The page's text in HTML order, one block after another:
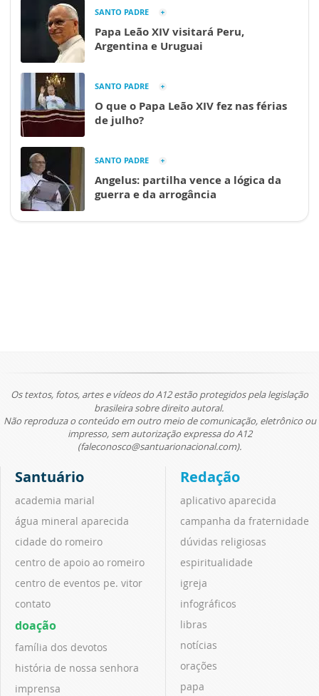
SANTO PADRE
Papa Leão XIV visitará Peru,
Argentina e Uruguai
SANTO PADRE
O que o Papa Leão XIV fez nas férias
de julho?
SANTO PADRE
Angelus: partilha vence a lógica da
guerra e da arrogância
Os textos, fotos, artes e vídeos do A12 estão protegidos pela legislação
brasileira sobre direito autoral.
Não reproduza o conteúdo em outro meio de comunicação, eletrônico ou
impresso, sem autorização expressa do A12
(faleconosco@santuarionacional.com).
Santuário
academia marial
água mineral aparecida
cidade do romeiro
centro de apoio ao romeiro
centro de eventos pe. vitor
contato
doação
família dos devotos
história de nossa senhora
imprensa
Redação
aplicativo aparecida
campanha da fraternidade
dúvidas religiosas
espiritualidade
igreja
infográficos
libras
notícias
orações
papa